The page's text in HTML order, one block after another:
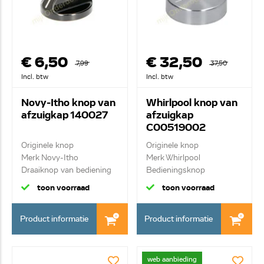
€ 6,50
7,99
Incl. btw
Novy-Itho knop van
afzuigkap 140027
Originele knop
Merk Novy-Itho
Draaiknop van bediening
toon voorraad
Product informatie
€ 32,50
37,50
Incl. btw
Whirlpool knop van
afzuigkap
C00519002
Originele knop
Merk Whirlpool
Bedieningsknop
toon voorraad
Product informatie
web aanbieding